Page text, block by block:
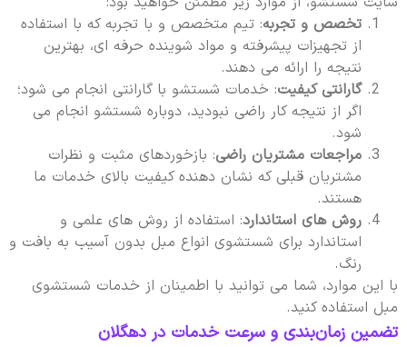
تخصص و تجربه: تیم متخصص و با تجربه که با استفاده
از تجهیزات پیشرفته و مواد شوینده حرفه ای، بهترین
نتیجه را ارائه می دهند.
گارانتی کیفیت: خدمات شستشو با گارانتی انجام می شود؛
اگر از نتیجه کار راضی نبودید، دوباره شستشو انجام می
شود.
مراجعات مشتریان راضی: بازخوردهای مثبت و نظرات
مشتریان قبلی که نشان دهنده کیفیت بالای خدمات ما
هستند.
روش های استاندارد: استفاده از روش های علمی و
استاندارد برای شستشوی انواع مبل بدون آسیب به بافت و
رنگ.
با این موارد، شما می توانید با اطمینان از خدمات شستشوی
مبل استفاده کنید.
تضمین زمان‌بندی و سرعت خدمات در دهگلان